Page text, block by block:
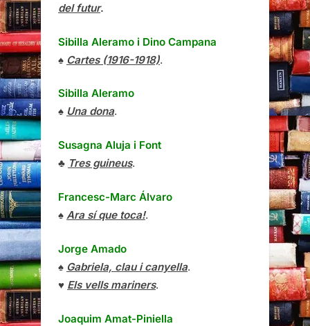
del futur.
Sibilla Aleramo i Dino Campana
♠ Cartes (1916-1918).
Sibilla Aleramo
♠ Una dona.
Susagna Aluja i Font
♣ Tres guineus.
Francesc-Marc Álvaro
♠ Ara sí que toca!.
Jorge Amado
♠ Gabriela, clau i canyella.
♥ Els vells mariners.
Joaquim Amat-Piniella